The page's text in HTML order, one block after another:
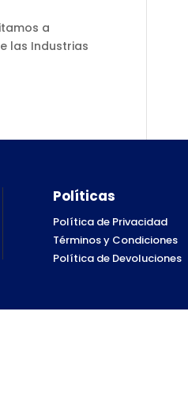
a
las Industrias
Políticas
Política de Privacidad
Términos y Condiciones
Política de Devoluciones